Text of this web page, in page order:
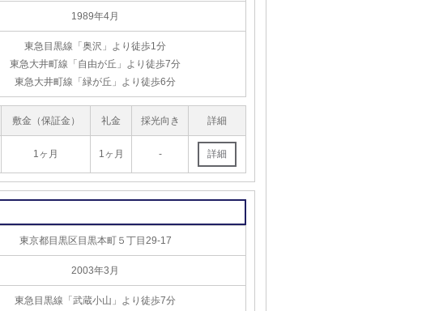
1989年4月
東急目黒線「奥沢」より徒歩1分
東急大井町線「自由が丘」より徒歩7分
東急大井町線「緑が丘」より徒歩6分
敷金（保証金） 礼金 採光向き 詳細
1ヶ月 1ヶ月 -
東京都目黒区目黒本町５丁目29-17
2003年3月
東急目黒線「武蔵小山」より徒歩7分